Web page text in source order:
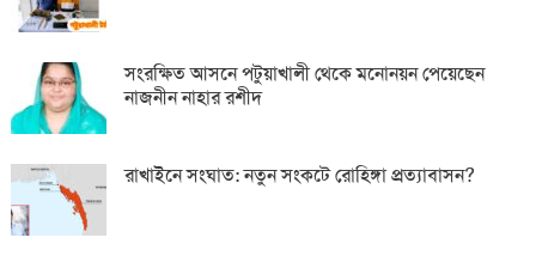
সংরক্ষিত আসনে পটুয়াখালী থেকে মনোনয়ন পেয়েছেন
নাজনীন নাহার রশীদ
রাখাইনে সংঘাত: নতুন সংকটে রোহিঙ্গা প্রত্যাবাসন?